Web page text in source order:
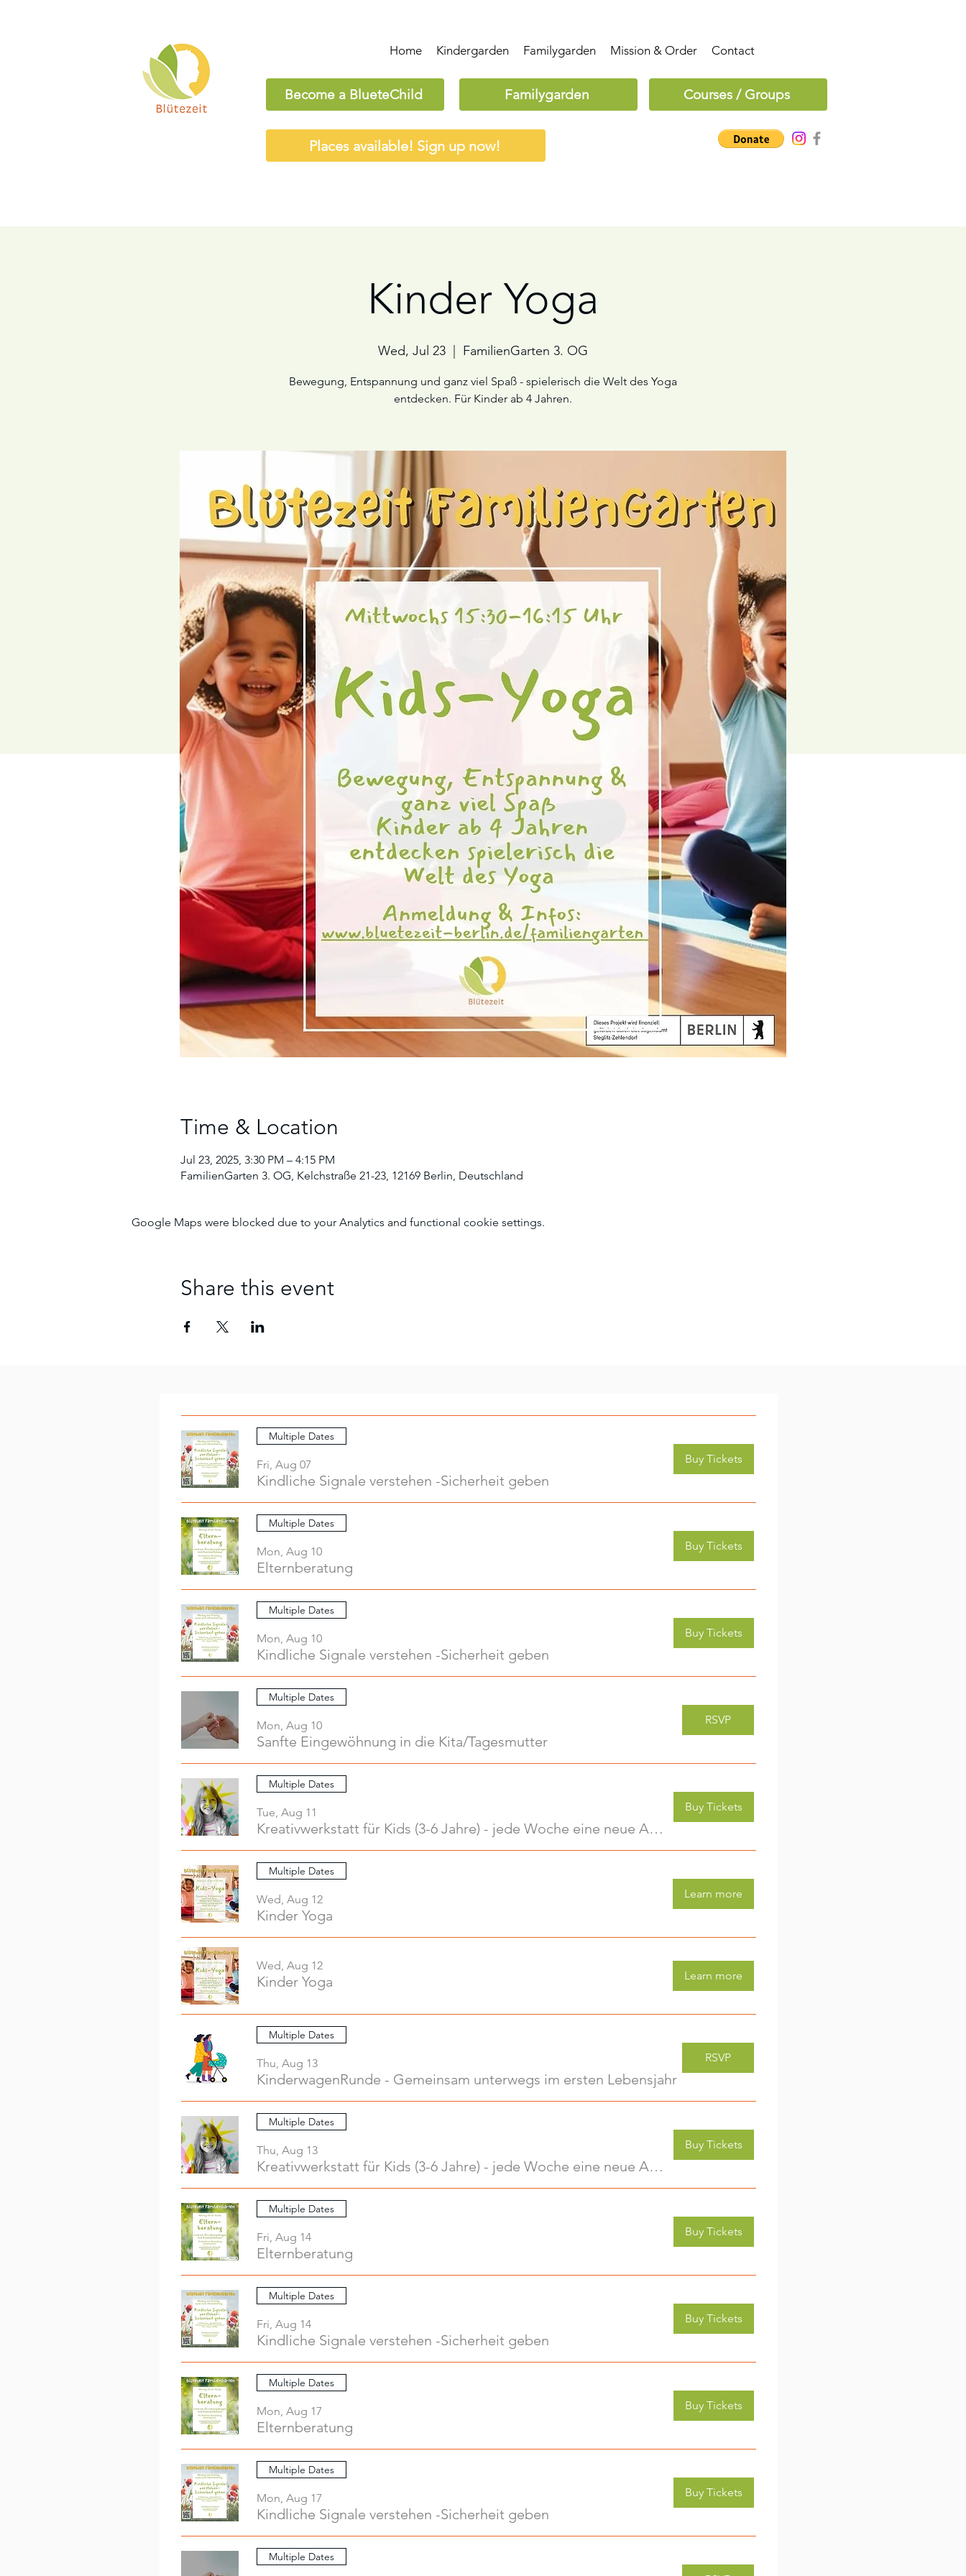
Home Kindergarden Familygarden Mission & Order Contact
Become a BlueteChild Familygarden Courses / Groups
Places available! Sign up now!
Kinder Yoga
Wed, Jul 23 FamilienGarten 3. OG
Bewegung, Entspannung und ganz viel Spaß - spielerisch die Welt des Yoga
entdecken. Für Kinder ab 4 Jahren.
Time & Location
Jul 23, 2025, 3:30 PM – 4:15 PM
FamilienGarten 3. OG, Kelchstraße 21-23, 12169 Berlin, Deutschland
Google Maps were blocked due to your Analytics and functional cookie settings.
Share this event
Multiple Dates
Fri, Aug 07
Kindliche Signale verstehen -Sicherheit geben
Buy Tickets
Multiple Dates
Mon, Aug 10
Elternberatung
Buy Tickets
Multiple Dates
Mon, Aug 10
Kindliche Signale verstehen -Sicherheit geben
Buy Tickets
Multiple Dates
Mon, Aug 10
Sanfte Eingewöhnung in die Kita/Tagesmutter
RSVP
Multiple Dates
Tue, Aug 11
Kreativwerkstatt für Kids (3-6 Jahre) - jede Woche eine neue Aktivität (2)
Buy Tickets
Multiple Dates
Wed, Aug 12
Kinder Yoga
Learn more
Wed, Aug 12
Kinder Yoga Learn more
Multiple Dates
Thu, Aug 13
KinderwagenRunde - Gemeinsam unterwegs im ersten Lebensjahr
RSVP
Multiple Dates
Thu, Aug 13
Kreativwerkstatt für Kids (3-6 Jahre) - jede Woche eine neue Aktivität (2)
Buy Tickets
Multiple Dates
Fri, Aug 14
Elternberatung
Buy Tickets
Multiple Dates
Fri, Aug 14
Kindliche Signale verstehen -Sicherheit geben
Buy Tickets
Multiple Dates
Mon, Aug 17
Elternberatung
Buy Tickets
Multiple Dates
Mon, Aug 17
Kindliche Signale verstehen -Sicherheit geben
Buy Tickets
Multiple Dates